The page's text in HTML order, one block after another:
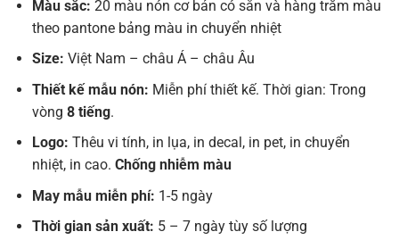
Màu sắc: 20 màu nón cơ bản có sẵn và hàng trăm màu
theo pantone bảng màu in chuyển nhiệt
Size: Việt Nam – châu Á – châu Âu
Thiết kế mẫu nón: Miễn phí thiết kế. Thời gian: Trong
vòng 8 tiếng.
Logo: Thêu vi tính, in lụa, in decal, in pet, in chuyển
nhiệt, in cao. Chống nhiễm màu
May mẫu miễn phí: 1-5 ngày
Thời gian sản xuất: 5 – 7 ngày tùy số lượng